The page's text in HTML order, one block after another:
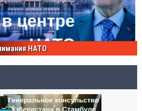
НАТО